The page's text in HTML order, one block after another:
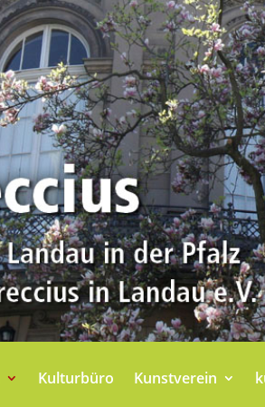
Kulturbüro Kunstverein